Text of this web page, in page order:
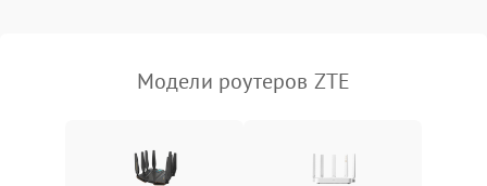
Неисправность
500 ₽ Подробнее →
Повреждение кабелей
внутри устройства
Подробнее →
Модели роутеров ZTE